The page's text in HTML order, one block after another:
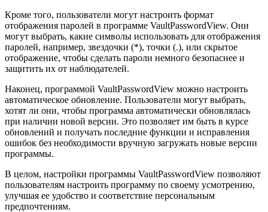
Кроме того, пользователи могут настроить формат
отображения паролей в программе VaultPasswordView. Они
могут выбрать, какие символы использовать для отображения
паролей, например, звездочки (*), точки (.), или скрытое
отображение, чтобы сделать пароли немного безопаснее и
защитить их от наблюдателей.
Наконец, программой VaultPasswordView можно настроить
автоматическое обновление. Пользователи могут выбрать,
хотят ли они, чтобы программа автоматически обновлялась
при наличии новой версии. Это позволяет им быть в курсе
обновлений и получать последние функции и исправления
ошибок без необходимости вручную загружать новые версии
программы.
В целом, настройки программы VaultPasswordView позволяют
пользователям настроить программу по своему усмотрению,
улучшая ее удобство и соответствие персональным
предпочтениям.